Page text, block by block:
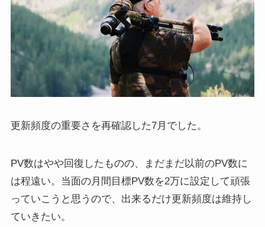
更新頻度の重要さを再確認した7月でした。
PV数はやや回復したものの、まだまだ以前のPV数に
は程遠い。当面の月間目標PV数を2万に設定して頑張
っていこうと思うので、出来るだけ更新頻度は維持し
ていきたい。